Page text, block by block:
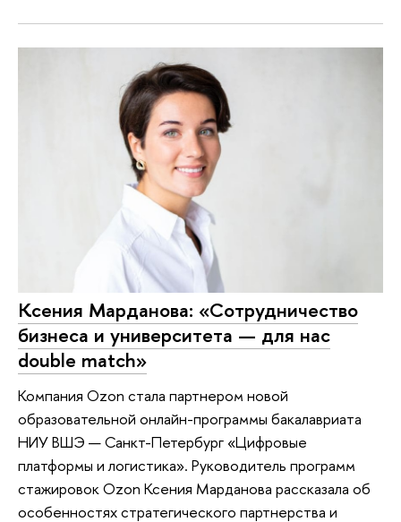
Ксения Марданова: «Сотрудничество
бизнеса и университета — для нас
double match»
Компания Ozon стала партнером новой
образовательной онлайн-программы бакалавриата
НИУ ВШЭ — Санкт-Петербург «Цифровые
платформы и логистика». Руководитель программ
стажировок Ozon Ксения Марданова рассказала об
особенностях стратегического партнерства и